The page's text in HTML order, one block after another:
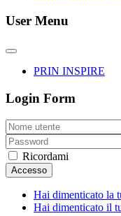
User Menu
PRIN INSPIRE
Login Form
Ricordami
Accesso
Hai dimenticato la
Hai dimenticato il